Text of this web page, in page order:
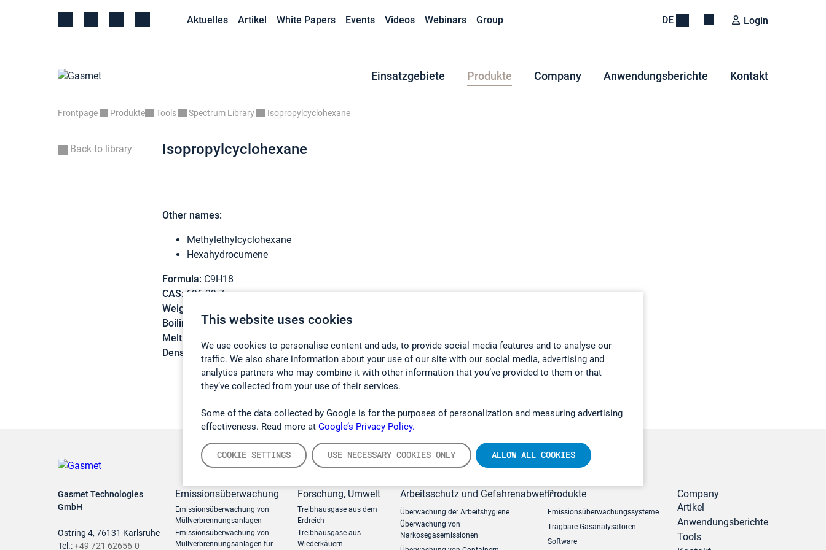
This website uses cookies
We use cookies to personalise content and ads, to provide social media features and to analyse our
traffic. We also share information about your use of our site with our social media, advertising and
analytics partners who may combine it with other information that you’ve provided to them or that
they’ve collected from your use of their services.
Some of the data collected by Google is for the purposes of personalization and measuring advertising
effectiveness. Read more at Google’s Privacy Policy.
COOKIE SETTINGS USE NECESSARY COOKIES ONLY ALLOW ALL COOKIES
Aktuelles Artikel White Papers Events Videos Webinars Group DE Login
Einsatzgebiete Produkte Company Anwendungsberichte Kontakt
Frontpage Produkte Tools Spectrum Library Isopropylcyclohexane
Back to library Isopropylcyclohexane
Other names:
Methylethylcyclohexane
Hexahydrocumene
Formula: C9H18
CAS: 696-29-7
Weight:
Boiling point:154,8 °C
Melting point:
Density:
0,802 g/cm3
Gasmet Technologies
GmbH
Ostring 4, 76131 Karlsruhe
Tel.:+49 721 62656-0
Emissionsüberwachung
Emissionsüberwachung von
Müllverbrennungsanlagen
Emissionsüberwachung von
Müllverbrennungsanlagen für
Forschung, Umwelt
Treibhausgase aus dem
Erdreich
Treibhausgase aus
Wiederkäuern
Arbeitsschutz und Gefahrenabwehr
Überwachung der Arbeitshygiene
Überwachung von
Narkosegasemissionen
Produkte
Emissionsüberwachungssysteme
Tragbare Gasanalysatoren
Software
Company
Artikel
Anwendungsberichte
Tools